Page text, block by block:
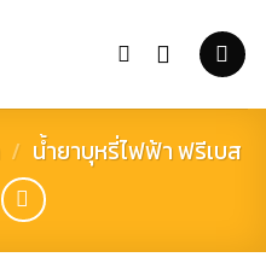
/ น้ำยาบุหรี่ไฟฟ้า ฟรีเบส